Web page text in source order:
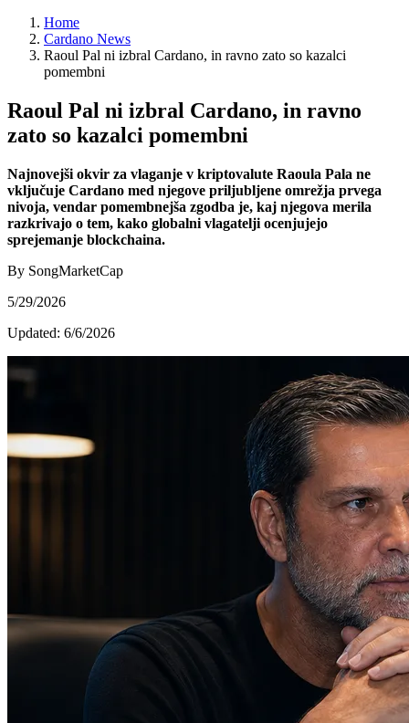
Home
Cardano News
Raoul Pal ni izbral Cardano, in ravno zato so kazalci
pomembni
Raoul Pal ni izbral Cardano, in ravno
zato so kazalci pomembni
Najnovejši okvir za vlaganje v kriptovalute Raoula Pala ne
vključuje Cardano med njegove priljubljene omrežja prvega
nivoja, vendar pomembnejša zgodba je, kaj njegova merila
razkrivajo o tem, kako globalni vlagatelji ocenjujejo
sprejemanje blockchaina.
By SongMarketCap
5/29/2026
Updated: 6/6/2026